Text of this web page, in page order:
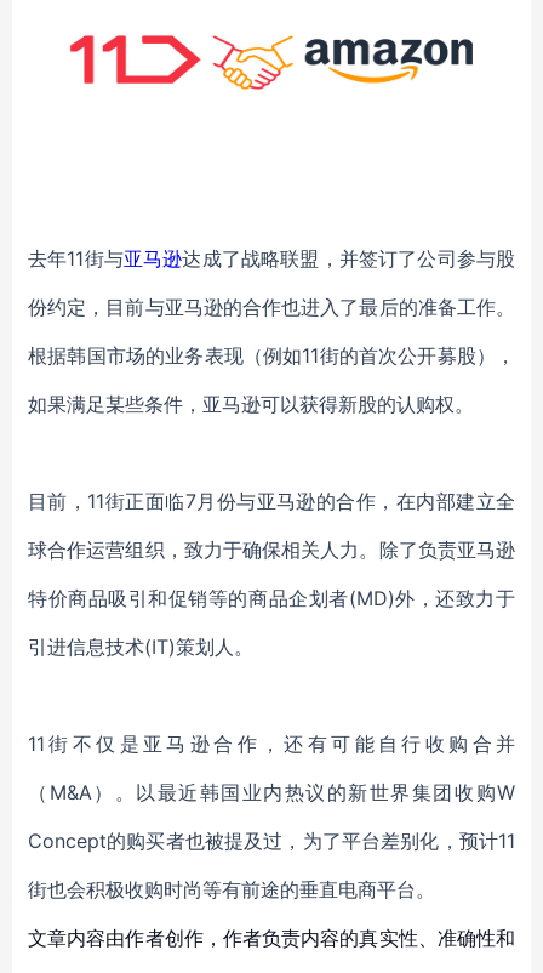
去年11街与亚马逊达成了战略联盟，并签订了公司参与股
份约定，目前与亚马逊的合作也进入了最后的准备工作。
根据韩国市场的业务表现（例如11街的首次公开募股），
如果满足某些条件，亚马逊可以获得新股的认购权。
目前， 11街正面临7月份与亚马逊的合作，在内部建立全
球合作运营组织，致力于确保相关人力。 除了负责亚马逊
特价商品吸引和促销等的商品企划者(MD)外，还致力于
引进信息技术(IT)策划人。
11街不仅是亚马逊合作，还有可能自行收购合并
（M&A）。 以最近韩国业内热议的新世界集团收购W
Concept的购买者也被提及过，为了平台差别化，预计11
街也会积极收购时尚等有前途的垂直电商平台。
文章内容由作者创作，作者负责内容的真实性、准确性和